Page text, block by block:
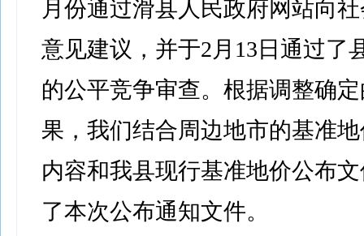
月份通过滑县人民政府网站向
意见建议，并于2月13日通过了
的公平竞争审查。根据调整确
果，我们结合周边地市的基准
内容和我县现行基准地价公布
了本次公布通知文件。